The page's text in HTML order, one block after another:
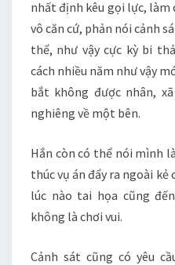
nhất định kêu gọi lực, làm
vô căn cứ, phản nói cảnh
thể, như vậy cực kỳ bi
cách nhiều năm như vậy
bắt không được nhân,
nghiêng về một bên.
Hắn còn có thể nói mình
thúc vụ án đẩy ra ngoài
lúc nào tai họa cũng
không là chơi vui.
Cảnh sát cũng có yêu